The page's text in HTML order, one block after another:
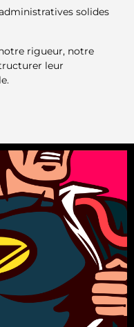
solides
rigueur, notre
leur